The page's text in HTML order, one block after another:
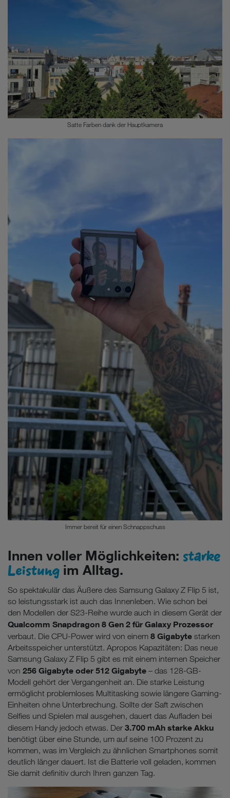
Satte Farben dank der Hauptkamera
Immer bereit für einen Schnappschuss
Innen voller Möglichkeiten: starke
Leistung im Alltag.
So spektakulär das Äußere des Samsung Galaxy Z Flip 5 ist,
so leistungsstark ist auch das Innenleben. Wie schon bei
den Modellen der S23-Reihe wurde auch in diesem Gerät der
Qualcomm Snapdragon 8 Gen 2 für Galaxy Prozessor
verbaut. Die CPU-Power wird von einem 8 Gigabyte starken
Arbeitsspeicher unterstützt. Apropos Kapazitäten: Das neue
Samsung Galaxy Z Flip 5 gibt es mit einem internen Speicher
von 256 Gigabyte oder 512 Gigabyte – das 128-GB-
Modell gehört der Vergangenheit an. Die starke Leistung
ermöglicht problemloses Multitasking sowie längere Gaming-
Einheiten ohne Unterbrechung. Sollte der Saft zwischen
Selfies und Spielen mal ausgehen, dauert das Aufladen bei
diesem Handy jedoch etwas. Der 3.700 mAh starke Akku
benötigt über eine Stunde, um auf seine 100 Prozent zu
kommen, was im Vergleich zu ähnlichen Smartphones somit
deutlich länger dauert. Ist die Batterie voll geladen, kommen
Sie damit definitiv durch Ihren ganzen Tag.